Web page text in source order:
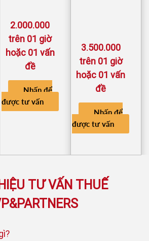
2.000.000
trên 01 giờ
hoặc 01 vấn
đề
Nhấn để
được tư vấn
3.500.000
trên 01 giờ
hoặc 01 vấn
đề
Nhấn để
được tư vấn
TƯ VẤN THUẾ